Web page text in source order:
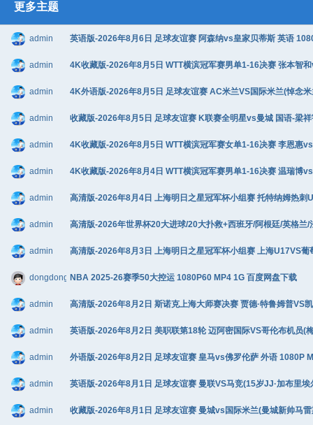
更多主题
admin 英语版-2026年8月6日 足球友谊赛 阿森纳vs皇家贝蒂斯 英语
admin 4K收藏版-2026年8月5日 WTT横滨冠军赛男单1-16决赛 张本智
admin 4K外语版-2026年8月5日 足球友谊赛 AC米兰VS国际米兰(悼念
admin 收藏版-2026年8月5日 足球友谊赛 K联赛全明星vs曼城 国语-梁
admin 4K收藏版-2026年8月5日 WTT横滨冠军赛女单1-16决赛 李恩惠
admin 4K收藏版-2026年8月4日 WTT横滨冠军赛男单1-16决赛 温瑞博
admin 高清版-2026年8月4日 上海明日之星冠军杯小组赛 托特纳姆热
admin 高清版-2026年世界杯20大进球/20大扑救+西班牙/阿根廷/英格
admin 高清版-2026年8月3日 上海明日之星冠军杯小组赛 上海U17VS
dongdongadongNBA 2025-26赛季50大控运 1080P60 MP4 1G 百度网盘下载
admin 高清版-2026年8月2日 斯诺克上海大师赛决赛 贾德·特鲁姆普VS
admin 英语版-2026年8月2日 美职联第18轮 迈阿密国际VS哥伦布机员
admin 外语版-2026年8月2日 足球友谊赛 皇马vs佛罗伦萨 外语 1080P
admin 英语版-2026年8月1日 足球友谊赛 曼联VS马竞(15岁JJ·加布里
admin 收藏版-2026年8月1日 足球友谊赛 曼城vs国际米兰(曼城新帅马